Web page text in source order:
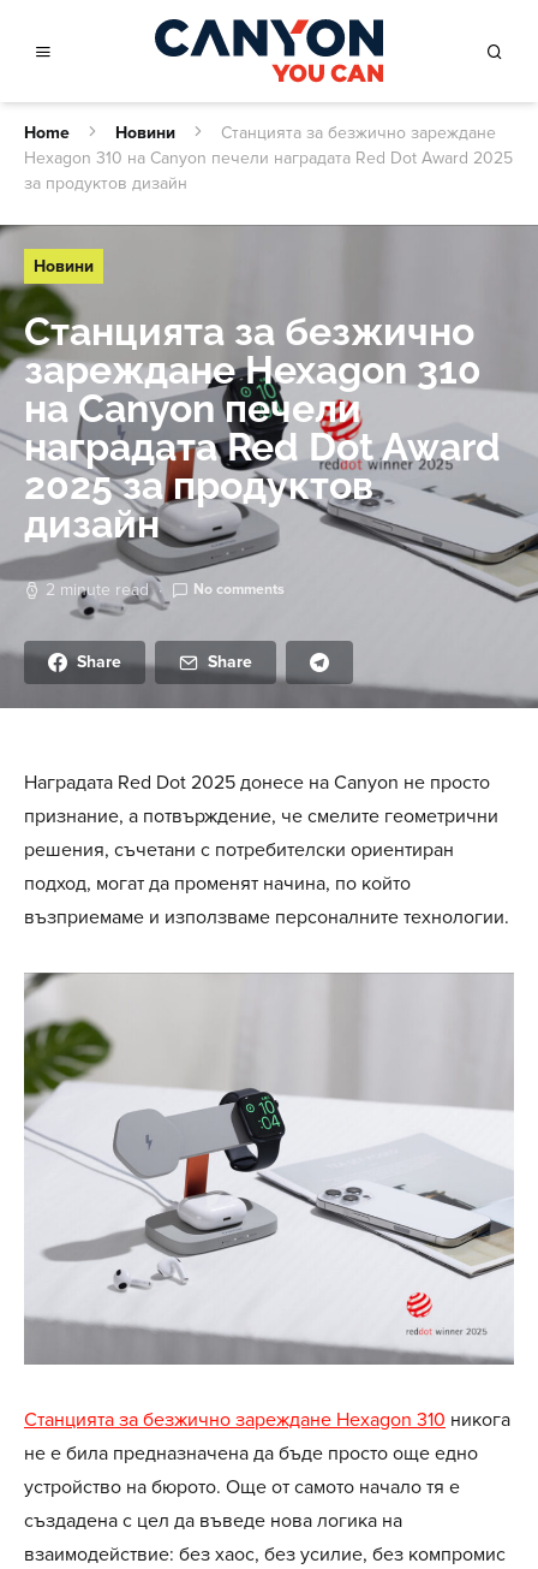
Home Новини
Станцията за безжично зареждане
Hexagon 310 на Canyon печели наградата Red Dot Award 2025
за продуктов дизайн
Новини
Станцията за безжично
зареждане Hexagon 310
на Canyon печели
наградата Red Dot Award
2025 за продуктов
дизайн
2 minute read No comments
Share Share
Наградата Red Dot 2025 донесе на Canyon не просто
признание, а потвърждение, че смелите геометрични
решения, съчетани с потребителски ориентиран
подход, могат да променят начина, по който
възприемаме и използваме персоналните технологии.
Станцията за безжично зареждане Hexagon 310 никога
не е била предназначена да бъде просто още едно
устройство на бюрото. Още от самото начало тя е
създадена с цел да въведе нова логика на
взаимодействие: без хаос, без усилие, без компромис